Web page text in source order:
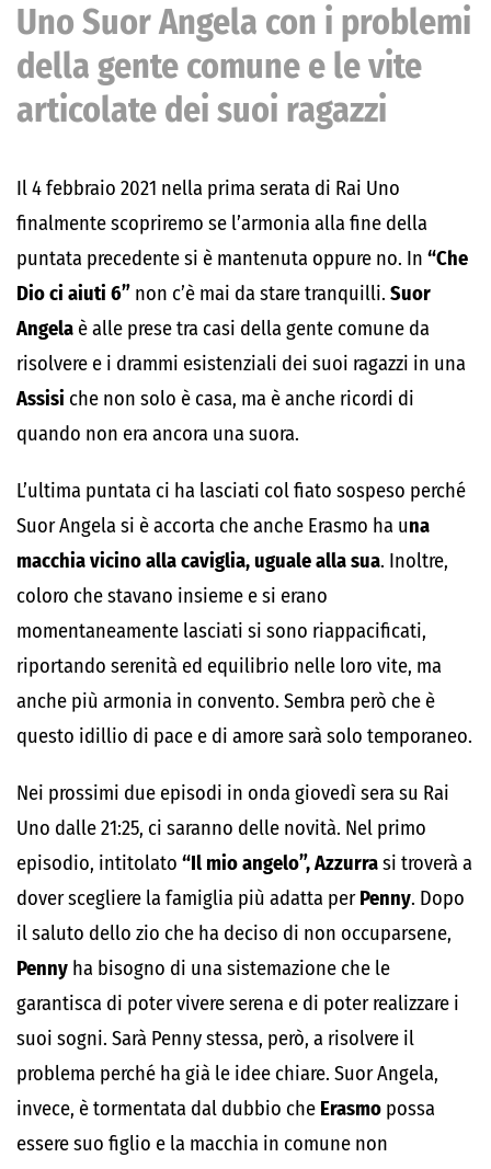
Uno Suor Angela con i problemi
della gente comune e le vite
articolate dei suoi ragazzi
Il 4 febbraio 2021 nella prima serata di Rai Uno
finalmente scopriremo se l’armonia alla fine della
puntata precedente si è mantenuta oppure no. In “Che
Dio ci aiuti 6” non c’è mai da stare tranquilli. Suor
Angela è alle prese tra casi della gente comune da
risolvere e i drammi esistenziali dei suoi ragazzi in una
Assisi che non solo è casa, ma è anche ricordi di
quando non era ancora una suora.
L’ultima puntata ci ha lasciati col fiato sospeso perché
Suor Angela si è accorta che anche Erasmo ha una
macchia vicino alla caviglia, uguale alla sua. Inoltre,
coloro che stavano insieme e si erano
momentaneamente lasciati si sono riappacificati,
riportando serenità ed equilibrio nelle loro vite, ma
anche più armonia in convento. Sembra però che è
questo idillio di pace e di amore sarà solo temporaneo.
Nei prossimi due episodi in onda giovedì sera su Rai
Uno dalle 21:25, ci saranno delle novità. Nel primo
episodio, intitolato “Il mio angelo”,Azzurrasi troverà a
dover scegliere la famiglia più adatta perPenny. Dopo
il saluto dello zio che ha deciso di non occuparsene,
Penny ha bisogno di una sistemazione che le
garantisca di poter vivere serena e di poter realizzare i
suoi sogni. Sarà Penny stessa, però, a risolvere il
problema perché ha già le idee chiare. Suor Angela,
invece, è tormentata dal dubbio che Erasmo possa
essere suo figlio e la macchia in comune non